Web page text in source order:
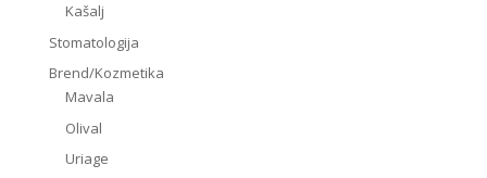
Kašalj
Stomatologija
Brend/Kozmetika
Mavala
Olival
Uriage